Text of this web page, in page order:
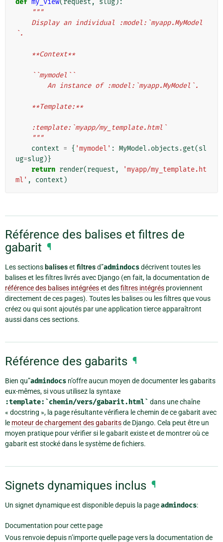
"""
`.
    **Context**
    ``mymodel``
        An instance of :model:`myapp.MyModel`.
    **Template:**
    :template:`myapp/my_template.html`
    """
context = { 'mymodel' : MyModel .objects .get(sl
ug=slug)}
return render(request ,
'myapp/my_template.ht
ml' , context )
Référence des balises et filtres de
gabarit ¶
Les sections baliseset filtresd”admindocsdécrivent toutes les
balises et les filtres livrés avec Django (en fait, la documentation de
référence des balises intégréeset desfiltres intégrés proviennent
directement de ces pages). Toutes les balises ou les filtres que vous
créez ou qui sont ajoutés par une application tierce apparaîtront
aussi dans ces sections.
Référence des gabarits ¶
Bien qu”admindocs n’offre aucun moyen de documenter les gabarits
eux-mêmes, si vous utilisez la syntaxe
:template:`chemin/vers/gabarit.html` dans une chaîne
« docstring », la page résultante vérifiera le chemin de ce gabarit avec
le moteur de chargement des gabaritsde Django. Cela peut être un
moyen pratique pour vérifier si le gabarit existe et de montrer où ce
gabarit est stocké dans le système de fichiers.
Signets dynamiques inclus ¶
Un signet dynamique est disponible depuis la pageadmindocs:
Documentation pour cette page
Vous renvoie depuis n’importe quelle page vers la documentation de